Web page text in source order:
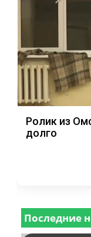
Ролик из
долго